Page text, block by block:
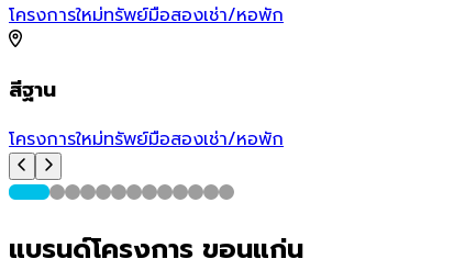
โครงการใหม่ทรัพย์มือสองเช่า/หอพัก
สีฐาน
โครงการใหม่ทรัพย์มือสองเช่า/หอพัก
แบรนด์โครงการ ขอนแก่น